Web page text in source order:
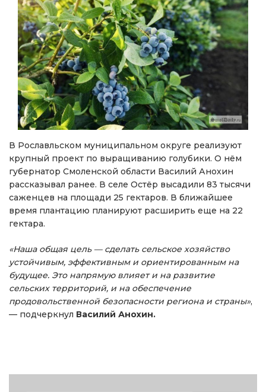
В Рославльском муниципальном округе реализуют
крупный проект по выращиванию голубики. О нём
губернатор Смоленской области Василий Анохин
рассказывал ранее. В селе Остёр высадили 83 тысячи
саженцев на площади 25 гектаров. В ближайшее
время плантацию планируют расширить еще на 22
гектара.
«Наша общая цель — сделать сельское хозяйство
устойчивым, эффективным и ориентированным на
будущее. Это напрямую влияет и на развитие
сельских территорий, и на обеспечение
продовольственной безопасности региона и страны»,
— подчеркнул Василий Анохин.